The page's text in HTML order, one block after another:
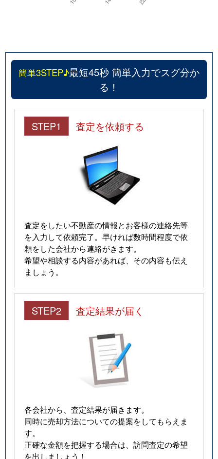
簡単3STEP♪最短45秒 簡単入力でスグ分か
る！
STEP1 査定を依頼する
査定をしたい不動産の情報とお客様の連絡先等
を入力して依頼完了。早ければ数時間程度で依
頼をした会社から連絡がきます。
希望や相談する内容があれば、その内容も伝え
ましょう。
STEP2 査定結果が届く
各会社から、査定結果が届きます。
同時に売却方法についての提案をしてもらえま
す。
正確な金額を把握する場合は、訪問査定の希望
を出しましょう！